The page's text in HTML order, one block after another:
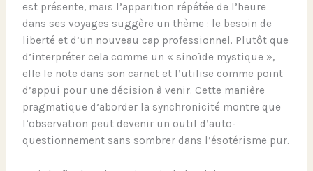
est présente, mais l’apparition répétée de l’heure
dans ses voyages suggère un thème : le besoin de
liberté et d’un nouveau cap professionnel. Plutôt que
d’interpréter cela comme un « sinoïde mystique »,
elle le note dans son carnet et l’utilise comme point
d’appui pour une décision à venir. Cette manière
pragmatique d’aborder la synchronicité montre que
l’observation peut devenir un outil d’auto-
questionnement sans sombrer dans l’ésotérisme pur.